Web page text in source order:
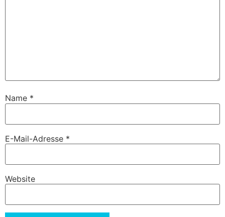
Name *
E-Mail-Adresse *
Website